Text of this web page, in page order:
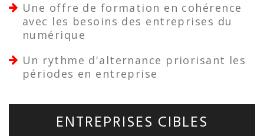
Une offre de formation en cohérence
avec les besoins des entreprises du
numérique
Un rythme d'alternance priorisant les
périodes en entreprise
ENTREPRISES CIBLES